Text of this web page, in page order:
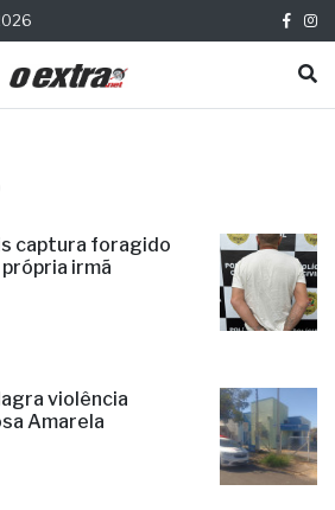
captura foragido
irmã
violência
Amarela